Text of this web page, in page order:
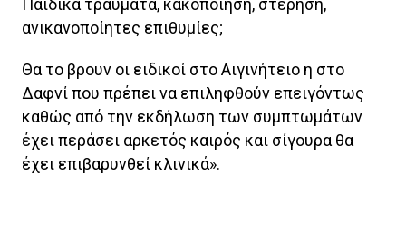
Παιδικά τραύματα, κακοποίηση, στέρηση,
ανικανοποίητες επιθυμίες;
Θα το βρουν οι ειδικοί στο Αιγινήτειο η στο
Δαφνί που πρέπει να επιληφθούν επειγόντως
καθώς από την εκδήλωση των συμπτωμάτων
έχει περάσει αρκετός καιρός και σίγουρα θα
έχει επιβαρυνθεί κλινικά».